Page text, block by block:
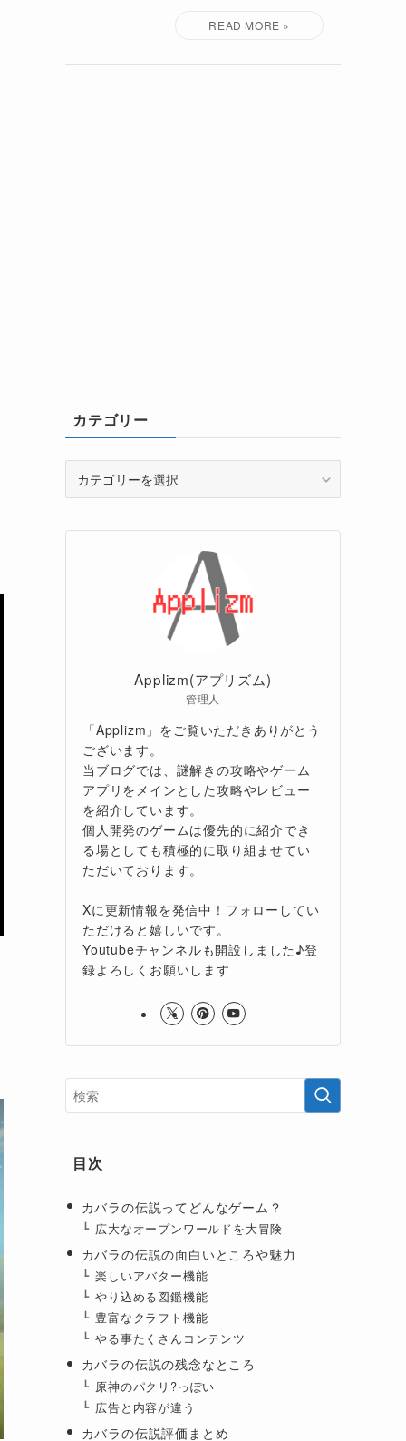
カテゴリー
リ
Applizm(アプリズム)
管理人
「Applizm」をご覧いただきありがとう
ございます。
当ブログでは、謎解きの攻略やゲーム
アプリをメインとした攻略やレビュー
を紹介しています。
個人開発のゲームは優先的に紹介でき
る場としても積極的に取り組ませてい
ただいております。
Xに更新情報を発信中！フォローしてい
ただけると嬉しいです。
Youtubeチャンネルも開設しました♪登
録よろしくお願いします
目次
カバラの伝説ってどんなゲーム？
広大なオープンワールドを大冒険
カバラの伝説の面白いところや魅力
楽しいアバター機能
やり込める図鑑機能
豊富なクラフト機能
やる事たくさんコンテンツ
カバラの伝説の残念なところ
原神のパクリ?っぽい
広告と内容が違う
カバラの伝説評価まとめ